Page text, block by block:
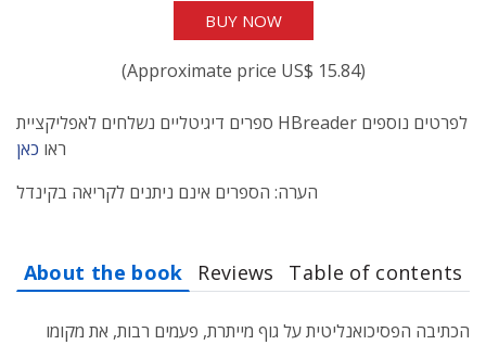
BUY NOW
(Approximate price US$ 15.84)
ספרים דיגיטליים נשלחים לאפליקציית HBreader לפרטים נוספים
ראו כאן
הערה: הספרים אינם ניתנים לקריאה בקינדל
About the book Reviews Table of contents
הכתיבה הפסיכואנליטית על גוף מייתרת, פעמים רבות, את מקומו